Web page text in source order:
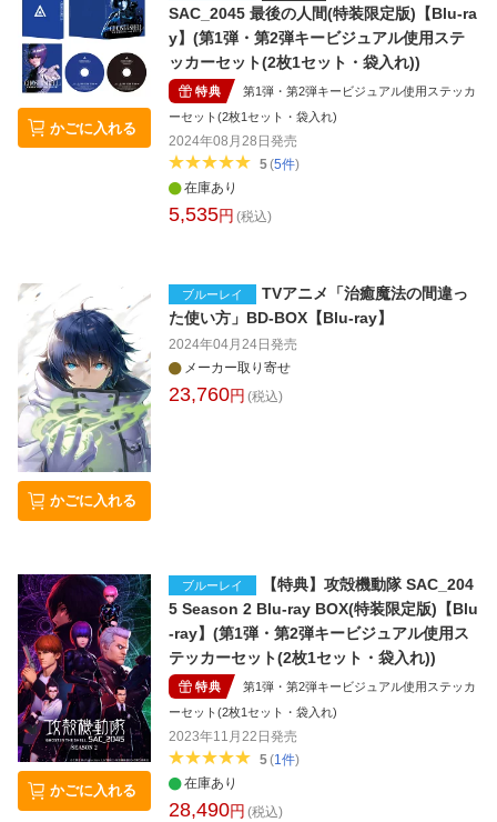
かごに入れる
SAC_2045 最後の人間(特装限定版)【Blu-ra
y】(第1弾・第2弾キービジュアル使用ステ
ッカーセット(2枚1セット・袋入れ))
特典
第1弾・第2弾キービジュアル使用ステッカ
ーセット(2枚1セット・袋入れ)
2024年08月28日 発売
5(5件)
在庫あり
5,535円 (税込)
かごに入れる
ブルーレイ
TVアニメ「治癒魔法の間違っ
た使い方」BD-BOX【Blu-ray】
2024年04月24日 発売
メーカー取り寄せ
23,760円 (税込)
かごに入れる
ブルーレイ
【特典】攻殻機動隊 SAC_204
5 Season 2 Blu-ray BOX(特装限定版)【Blu
-ray】(第1弾・第2弾キービジュアル使用ス
テッカーセット(2枚1セット・袋入れ))
特典
第1弾・第2弾キービジュアル使用ステッカ
ーセット(2枚1セット・袋入れ)
2023年11月22日発売
5(1 件)
在庫あり
28,490円 (税込)